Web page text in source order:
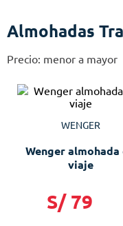
Almohadas
Precio: menor a mayor
WENGER
Wenger almohada
viaje
S/ 79